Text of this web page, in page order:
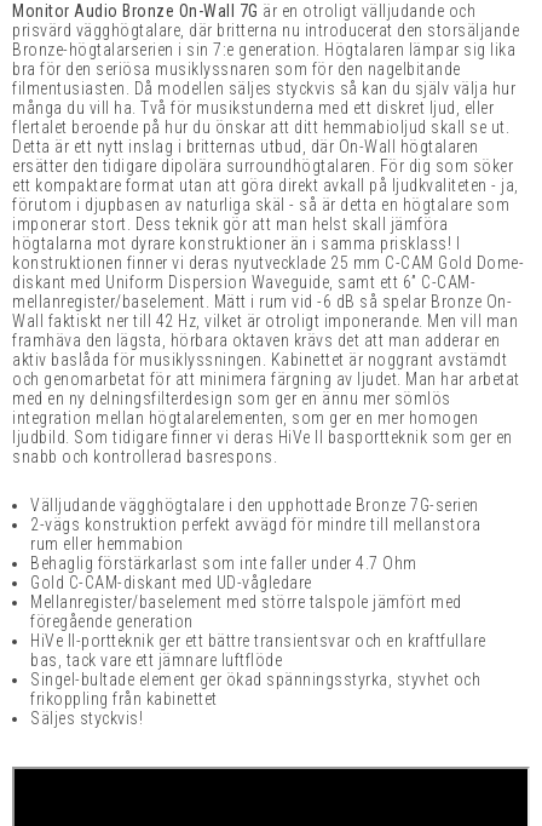
Monitor Audio Bronze On-Wall 7G är en otroligt välljudande och
prisvärd vägghögtalare, där britterna nu introducerat den storsäljande
Bronze-högtalarserien i sin 7:e generation. Högtalaren lämpar sig lika
bra för den seriösa musiklyssnaren som för den nagelbitande
filmentusiasten. Då modellen säljes styckvis så kan du själv välja hur
många du vill ha. Två för musikstunderna med ett diskret ljud, eller
flertalet beroende på hur du önskar att ditt hemmabioljud skall se ut.
Detta är ett nytt inslag i britternas utbud, där On-Wall högtalaren
ersätter den tidigare dipolära surroundhögtalaren. För dig som söker
ett kompaktare format utan att göra direkt avkall på ljudkvaliteten - ja,
förutom i djupbasen av naturliga skäl - så är detta en högtalare som
imponerar stort. Dess teknik gör att man helst skall jämföra
högtalarna mot dyrare konstruktioner än i samma prisklass! I
konstruktionen finner vi deras nyutvecklade 25 mm C-CAM Gold Dome-
diskant med Uniform Dispersion Waveguide, samt ett 6” C-CAM-
mellanregister/baselement. Mätt i rum vid -6 dB så spelar Bronze On-
Wall faktiskt ner till 42 Hz, vilket är otroligt imponerande. Men vill man
framhäva den lägsta, hörbara oktaven krävs det att man adderar en
aktiv baslåda för musiklyssningen. Kabinettet är noggrant avstämdt
och genomarbetat för att minimera färgning av ljudet. Man har arbetat
med en ny delningsfilterdesign som ger en ännu mer sömlös
integration mellan högtalarelementen, som ger en mer homogen
ljudbild. Som tidigare finner vi deras HiVe II basportteknik som ger en
snabb och kontrollerad basrespons.
Välljudande vägghögtalare i den upphottade Bronze 7G-serien
2-vägs konstruktion perfekt avvägd för mindre till mellanstora
rum eller hemmabion
Behaglig förstärkarlast som inte faller under 4.7 Ohm
Gold C-CAM-diskant med UD-vågledare
Mellanregister/baselement med större talspole jämfört med
föregående generation
HiVe II-portteknik ger ett bättre transientsvar och en kraftfullare
bas, tack vare ett jämnare luftflöde
Singel-bultade element ger ökad spänningsstyrka, styvhet och
frikoppling från kabinettet
Säljes styckvis!